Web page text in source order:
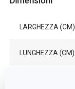
LARGHEZZA (CM)
LUNGHEZZA (CM)